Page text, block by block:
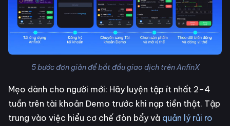
5 bước đơn giản để bắt đầu giao dịch trên AnfinX
Mẹo dành cho người mới: Hãy luyện tập ít nhất 2–4
tuần trên tài khoản Demo trước khi nạp tiền thật. Tập
trung vào việc hiểu cơ chế đòn bẩy và quản lý rủi ro